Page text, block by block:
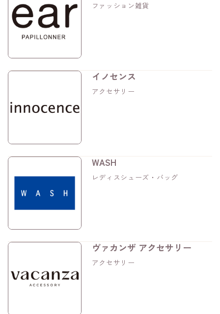
ファッション雑貨
イノセンス
アクセサリー
WASH
レディスシューズ・バッグ
ヴァカンザ アクセサリー
アクセサリー